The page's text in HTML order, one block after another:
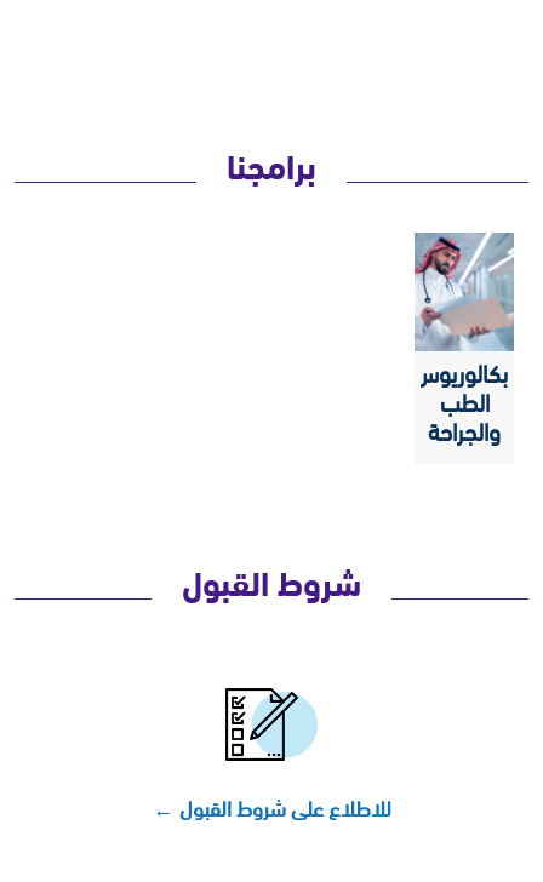
برامجنا
بكالوريوس
الطب
والجراحة
شروط القبول
للاطلاع على شروط القبول ←